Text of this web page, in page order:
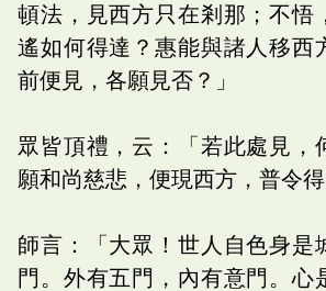
頓法，見西方只在剎那；不悟
遙如何得達？惠能與諸人移西
前便見，各願見否？」
眾皆頂禮，云：「若此處見，
願和尚慈悲，便現西方，普令得
師言：「大眾！世人自色身是
門。外有五門，內有意門。心